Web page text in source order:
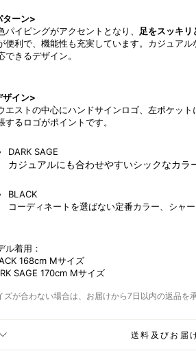
ターン>
パイピングがアクセントとなり、
足をスッキリ
便利で、機能性も充実しています。カジュア
できるデザイン。
ザイン>
エストの中心にハンドサインロゴ、左ポケッ
するロゴがポイントです。
DARK SAGE
カジュアルにも合わせやすいシックなカラ
BLACK
コーディネートを選ばない定番カラー、シャー
ル着用：
168cm Mサイズ
SAGE 170cm Mサイズ
ズが合わない場合は、お届けから7日以内の返品を
送料及びお届